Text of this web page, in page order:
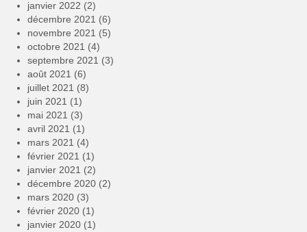
janvier 2022 (2)
décembre 2021 (6)
novembre 2021 (5)
octobre 2021 (4)
septembre 2021 (3)
août 2021 (6)
juillet 2021 (8)
juin 2021 (1)
mai 2021 (3)
avril 2021 (1)
mars 2021 (4)
février 2021 (1)
janvier 2021 (2)
décembre 2020 (2)
mars 2020 (3)
février 2020 (1)
janvier 2020 (1)